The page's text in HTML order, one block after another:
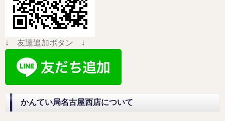
↓ 友達追加ボタン ↓
かんてい局名古屋西店について